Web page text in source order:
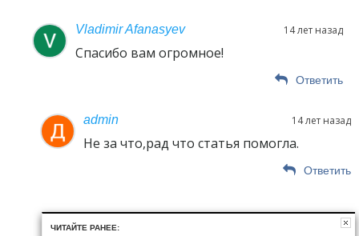
Vladimir Afanasyev 14 лет назад
Спасибо вам огромное!
Ответить
admin 14 лет назад
Не за что,рад что статья помогла.
Ответить
ЧИТАЙТЕ РАНЕЕ: